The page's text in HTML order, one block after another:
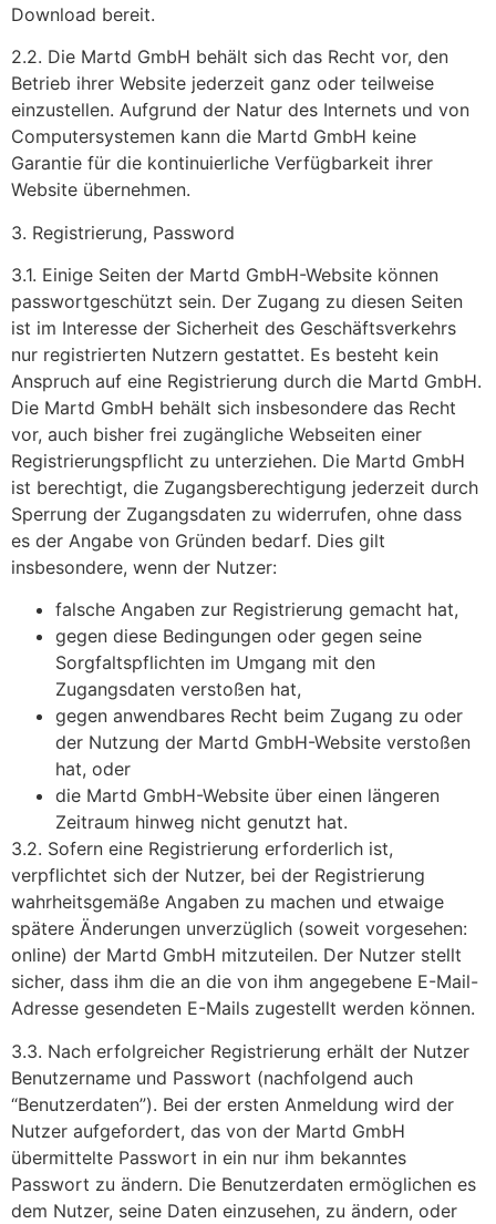
Download bereit.
2.2. Die Martd GmbH behält sich das Recht vor, den
Betrieb ihrer Website jederzeit ganz oder teilweise
einzustellen. Aufgrund der Natur des Internets und von
Computersystemen kann die Martd GmbH keine
Garantie für die kontinuierliche Verfügbarkeit ihrer
Website übernehmen.
3. Registrierung, Password
3.1. Einige Seiten der Martd GmbH-Website können
passwortgeschützt sein. Der Zugang zu diesen Seiten
ist im Interesse der Sicherheit des Geschäftsverkehrs
nur registrierten Nutzern gestattet. Es besteht kein
Anspruch auf eine Registrierung durch die Martd GmbH.
Die Martd GmbH behält sich insbesondere das Recht
vor, auch bisher frei zugängliche Webseiten einer
Registrierungspflicht zu unterziehen. Die Martd GmbH
ist berechtigt, die Zugangsberechtigung jederzeit durch
Sperrung der Zugangsdaten zu widerrufen, ohne dass
es der Angabe von Gründen bedarf. Dies gilt
insbesondere, wenn der Nutzer:
falsche Angaben zur Registrierung gemacht hat,
gegen diese Bedingungen oder gegen seine
Sorgfaltspflichten im Umgang mit den
Zugangsdaten verstoßen hat,
gegen anwendbares Recht beim Zugang zu oder
der Nutzung der Martd GmbH-Website verstoßen
hat, oder
die Martd GmbH-Website über einen längeren
Zeitraum hinweg nicht genutzt hat.
3.2. Sofern eine Registrierung erforderlich ist,
verpflichtet sich der Nutzer, bei der Registrierung
wahrheitsgemäße Angaben zu machen und etwaige
spätere Änderungen unverzüglich (soweit vorgesehen:
online) der Martd GmbH mitzuteilen. Der Nutzer stellt
sicher, dass ihm die an die von ihm angegebene E-Mail-
Adresse gesendeten E-Mails zugestellt werden können.
3.3. Nach erfolgreicher Registrierung erhält der Nutzer
Benutzername und Passwort (nachfolgend auch
“Benutzerdaten”). Bei der ersten Anmeldung wird der
Nutzer aufgefordert, das von der Martd GmbH
übermittelte Passwort in ein nur ihm bekanntes
Passwort zu ändern. Die Benutzerdaten ermöglichen es
dem Nutzer, seine Daten einzusehen, zu ändern, oder